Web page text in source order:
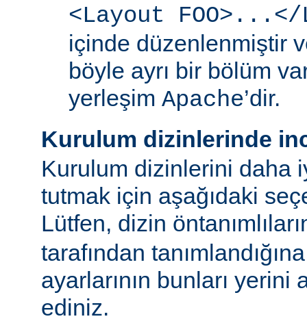
<Layout FOO>...</
içinde düzenlenmiştir
böyle ayrı bir bölüm
yerleşim Apache’dir.
Kurulum dizinlerinde
Kurulum dizinlerini daha
tutmak için aşağıdaki
Lütfen, dizin
tarafından
ayarlarının bunları yerini
ediniz.